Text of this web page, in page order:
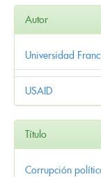
Autor
Universidad
USAID
Título
Corrupción